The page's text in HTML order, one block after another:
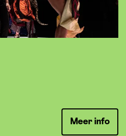
Meer info